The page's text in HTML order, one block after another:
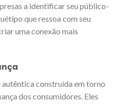
a identificar seu público-
que ressoa com seu
uma conexão mais
construída em torno
dos consumidores. Eles